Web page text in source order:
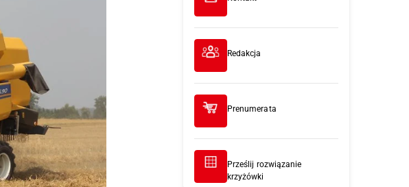
Redakcja
Prenumerata
Prześlij rozwiązanie
krzyżówki